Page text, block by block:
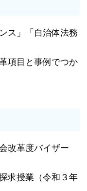
ス」「自治体法務
項目と事例でつか
改革度バイザー
求授業（令和３年